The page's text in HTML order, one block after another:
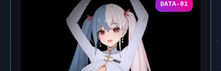
DATA-01